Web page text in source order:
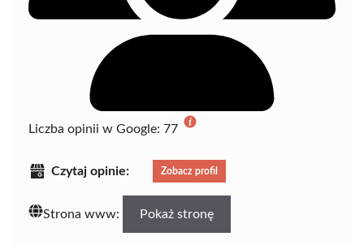
Liczba opinii w Google: 77
Czytaj opinie: Zobacz profil
Strona www: Pokaż stronę